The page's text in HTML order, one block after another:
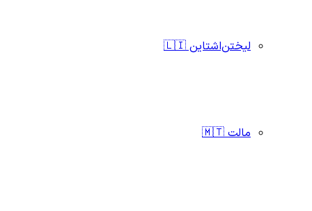
لیختن‌اشتاین 🇱🇮
مالت 🇲🇹